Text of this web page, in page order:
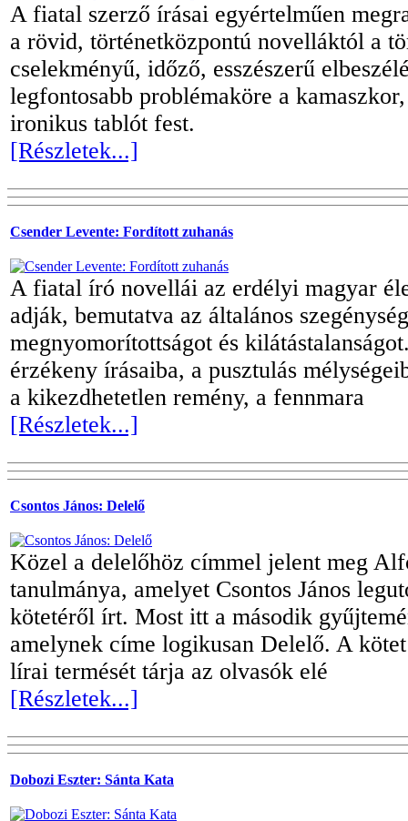
A fiatal szerző írásai egyértelműen
a rövid, történetközpontú novelláktól a
cselekményű, időző, esszészerű
legfontosabb problémaköre a
ironikus tablót fest.
[Részletek...]
Csender Levente: Fordított zuhanás
A fiatal író novellái az erdélyi magyar
adják, bemutatva az általános
megnyomorítottságot és
érzékeny írásaiba, a pusztulás
a kikezdhetetlen remény, a fennmara
[Részletek...]
Csontos János: Delelő
Közel a delelőhöz címmel jelent meg
tanulmánya, amelyet Csontos János
kötetéről írt. Most itt a második
amelynek címe logikusan Delelő. A
lírai termését tárja az olvasók elé
[Részletek...]
Dobozi Eszter: Sánta Kata